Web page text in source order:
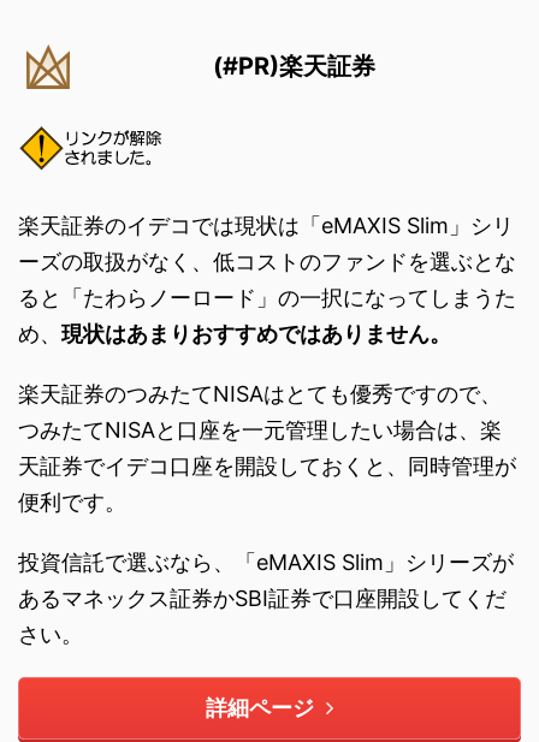
(#PR)楽天証券
楽天証券のイデコでは現状は「eMAXIS Slim」シリ
ーズの取扱がなく、低コストのファンドを選ぶとな
ると「たわらノーロード」の一択になってしまうた
め、 現状はあまりおすすめではありません。
楽天証券のつみたてNISAはとても優秀ですので、
つみたてNISAと口座を一元管理したい場合は、楽
天証券でイデコ口座を開設しておくと、同時管理が
便利です。
投資信託で選ぶなら、「eMAXIS Slim」シリーズが
あるマネックス証券かSBI証券で口座開設してくだ
さい。
詳細ページ